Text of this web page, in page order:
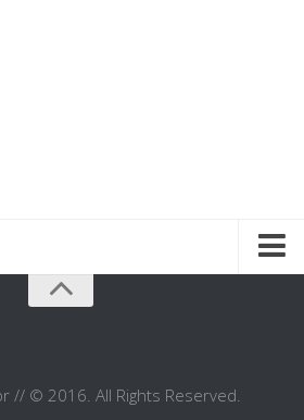
// © 2016. All Rights Reserved.